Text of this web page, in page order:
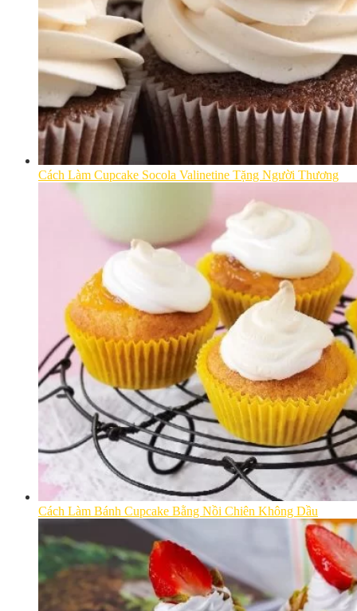
Cách Làm Cupcake Socola Valinetine Tặng Người Thương
Cách Làm Bánh Cupcake Bằng Nồi Chiên Không Dầu